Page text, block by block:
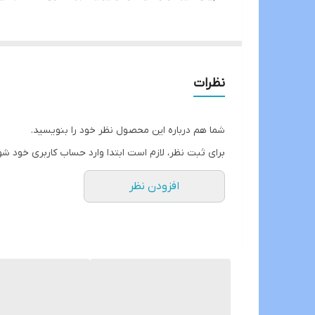
نظرات
شما هم درباره این محصول نظر خود را بنویسید.
برای ثبت نظر، لازم است ابتدا وارد حساب کاربری خود
افزودن نظر